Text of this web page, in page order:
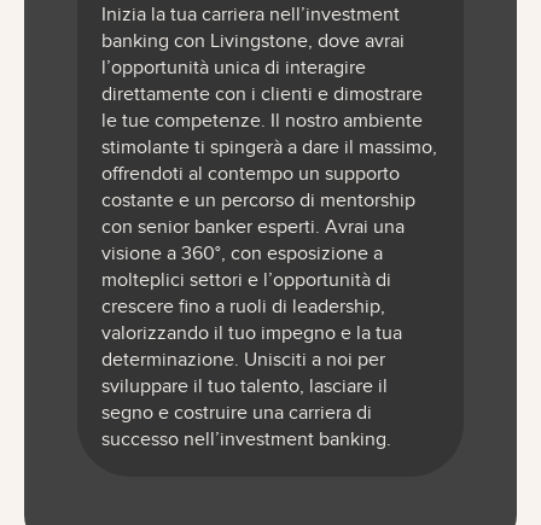
Inizia la tua carriera nell’investment
banking con Livingstone, dove avrai
l’opportunità unica di interagire
direttamente con i clienti e dimostrare
le tue competenze. Il nostro ambiente
stimolante ti spingerà a dare il massimo,
offrendoti al contempo un supporto
costante e un percorso di mentorship
con senior banker esperti. Avrai una
visione a 360°, con esposizione a
molteplici settori e l’opportunità di
crescere fino a ruoli di leadership,
valorizzando il tuo impegno e la tua
determinazione. Unisciti a noi per
sviluppare il tuo talento, lasciare il
segno e costruire una carriera di
successo nell’investment banking.